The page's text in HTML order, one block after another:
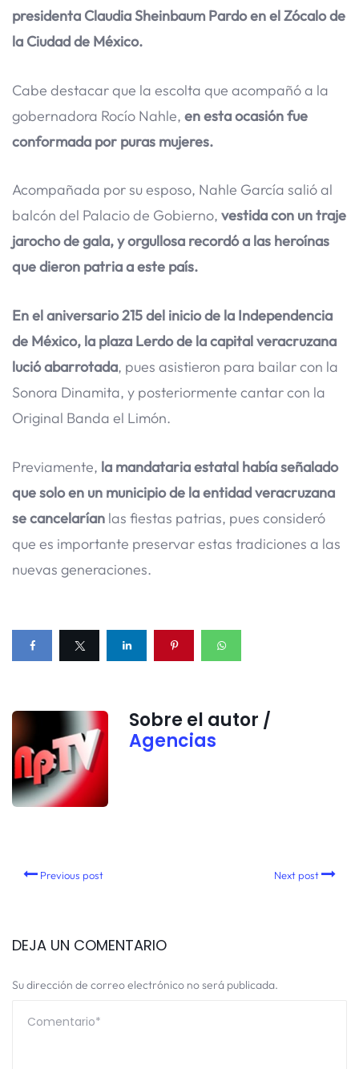
presidenta Claudia Sheinbaum Pardo en el Zócalo de
la Ciudad de México.
Cabe destacar que la escolta que acompañó a la
gobernadora Rocío Nahle, en esta ocasión fue
conformada por puras mujeres.
Acompañada por su esposo, Nahle García salió al
balcón del Palacio de Gobierno, vestida con un traje
jarocho de gala, y orgullosa recordó a las heroínas
que dieron patria a este país.
En el aniversario 215 del inicio de la Independencia
de México, la plaza Lerdo de la capital veracruzana
lució abarrotada, pues asistieron para bailar con la
Sonora Dinamita, y posteriormente cantar con la
Original Banda el Limón.
Previamente, la mandataria estatal había señalado
que solo en un municipio de la entidad veracruzana
se cancelarían las fiestas patrias, pues consideró
que es importante preservar estas tradiciones a las
nuevas generaciones.
Sobre el autor /
Agencias
Previous post Next post
DEJA UN COMENTARIO
Su dirección de correo electrónico no será publicada.